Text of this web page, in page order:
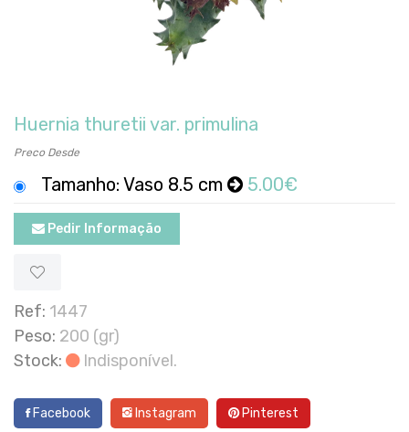
Huernia thuretii var. primulina
Preco Desde
Tamanho: Vaso 8.5 cm 5.00€
Pedir Informação
Ref: 1447
Peso: 200 (gr)
Stock:
Indisponível.
Facebook Instagram Pinterest